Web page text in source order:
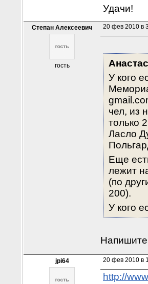
Удачи!
Степан Алексеевич
гость
20 фев 2010 в
У кого
чел, из
только
Ласло
Еще
лежит
(по
200).
У кого
Напишите
jpi64 20 фев 2010 в
http://